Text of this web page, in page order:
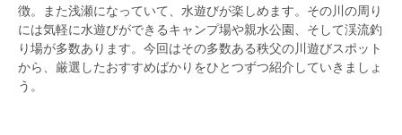
徴。また浅瀬になっていて、水遊びが楽しめます。その川の周り
には気軽に水遊びができるキャンプ場や親水公園、そして渓流釣
り場が多数あります。今回はその多数ある秩父の川遊びスポット
から、厳選したおすすめばかりをひとつずつ紹介していきましょ
う。